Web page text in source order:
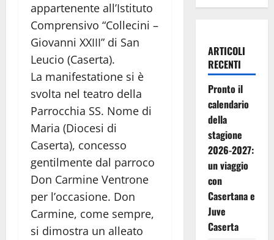
appartenente all’Istituto
Comprensivo “Collecini –
Giovanni XXIII” di San
Leucio (Caserta).
La manifestatione si è
svolta nel teatro della
Parrocchia SS. Nome di
Maria (Diocesi di
Caserta), concesso
gentilmente dal parroco
Don Carmine Ventrone
per l’occasione. Don
Carmine, come sempre,
si dimostra un alleato
ARTICOLI
RECENTI
Pronto il
calendario
della
stagione
2026-2027:
un viaggio
con
Casertana e
Juve
Caserta